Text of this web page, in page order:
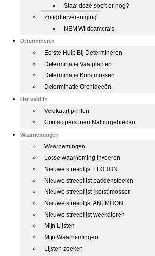
Staat deze soort er nog?
Zoogdiervereniging
NEM Wildcamera's
Determineren
Eerste Hulp Bij Determineren
Determinatie Vaatplanten
Determinatie Korstmossen
Determinatie Orchideeën
Het veld in
Veldkaart printen
Contactpersonen Natuurgebieden
Waarnemingen
Waarnemingen
Losse waarneming invoeren
Nieuwe streeplijst FLORON
Nieuwe streeplijst paddenstoelen
Nieuwe streeplijst (korst)mossen
Nieuwe streeplijst ANEMOON
Nieuwe streeplijst weekdieren
Mijn Lijsten
Mijn Waarnemingen
Lijsten zoeken